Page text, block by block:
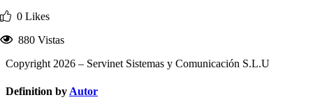
0 Likes
880 Vistas
Copyright 2026 – Servinet Sistemas y Comunicación S.L.U
Definition by Autor